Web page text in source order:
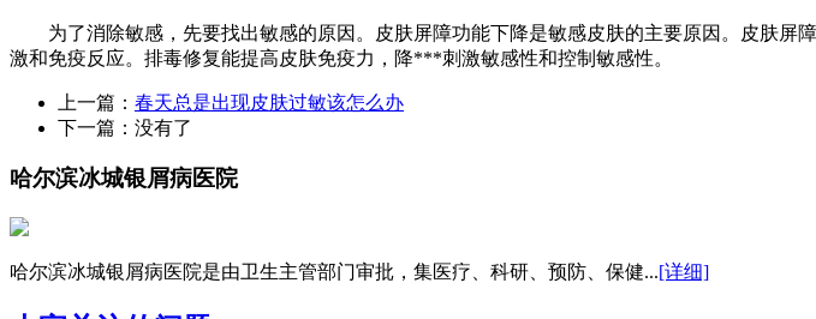
为了消除敏感，先要找出敏感的原因。皮肤屏障功能下降是敏感皮肤的主要原因。皮肤屏
激和免疫反应。排毒修复能提高皮肤免疫力，降***刺激敏感性和控制敏感性。
上一篇： 春天总是出现皮肤过敏该怎么办
下一篇：没有了
哈尔滨冰城银屑病医院
哈尔滨冰城银屑病医院是由卫生主管部门审批，集医疗、科研、预防、保健...[详细]